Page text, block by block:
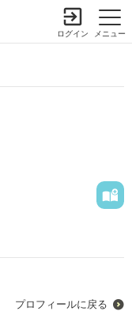
メニュー
ログイン
プロフィールに戻る